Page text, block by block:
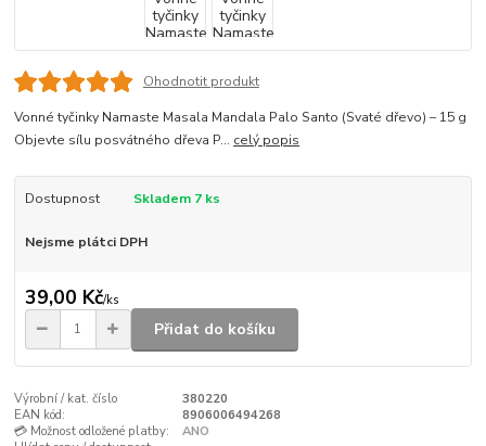
Ohodnotit produkt
Vonné tyčinky Namaste Masala Mandala Palo Santo (Svaté dřevo) – 15 g
Objevte sílu posvátného dřeva P... celý popis
Dostupnost Skladem 7 ks
Nejsme plátci DPH
39,00 Kč/ks
Přidat do košíku
Výrobní / kat. číslo
380220
EAN kód:
8906006494268
💳 Možnost odložené platby:
ANO